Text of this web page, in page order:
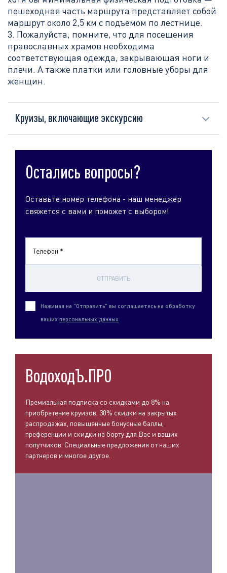
пешеходная часть маршрута представляет собой
маршрут около 2,5 км с подъемом по лестнице.
3. Пожалуйста, помните, что для посещения
православных храмов необходима
соответствующая одежда, закрывающая ноги и
плечи. А также платки или головные уборы для
женщин.
Круизы, включающие экскурсию
Остались вопросы?
Оставьте номер телефона - наш менеджер
свяжется с вами и поможет с выбором!
Телефон *
ОТПРАВИТЬ
Нажимая на "Отправить" вы соглашаетесь на обработку
ваших персональных данных
ВодоходЪ.ПРО
Премиальная подписка со скидками до 8% на
приобретение круизов, 30% скидки на закрытых
распродажах, повышенные бонусные баллы,
преференции и скидки на борту для Вас и ваших
попутчиков. Специальные предложения от наших
партнеров и многое другое.